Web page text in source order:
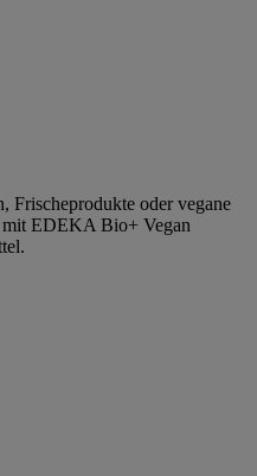
Frischeprodukte oder vegane
EDEKA Bio+ Vegan